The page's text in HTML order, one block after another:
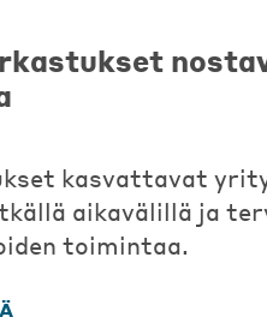
kasvattavat
aikavälillä ja
toimintaa.